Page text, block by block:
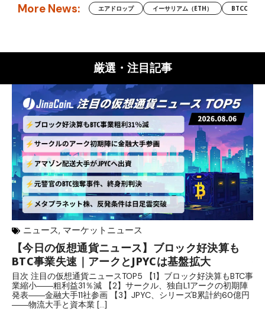
More News: エアドロップ イーサリアム（ETH） BTCC
厳選・注目記事
ニュース, マーケットニュース
【今日の仮想通貨ニュース】ブロック好決算も
BTC事業失速｜アークとJPYCは基盤拡大
目次 注目の仮想通貨ニュースTOP5 【1】ブロック好決算もBTC事
業縮小――粗利益31％減 【2】サークル、独自L1アークの初期陣
発表――金融大手11社参画 【3】JPYC、シリーズB累計約60億円
――物流大手と資本業 […]